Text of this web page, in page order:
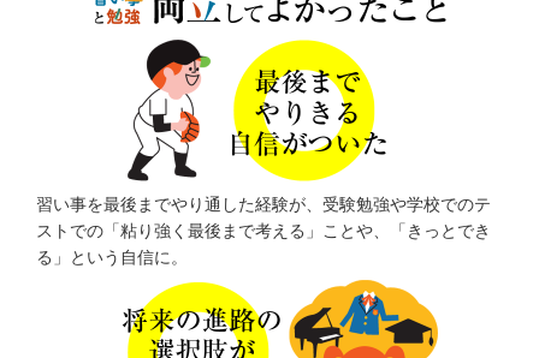
習い事を最後までやり通した経験が、受験勉強や学校でのテ
ストでの「粘り強く最後まで考える」ことや、「きっとでき
る」という自信に。